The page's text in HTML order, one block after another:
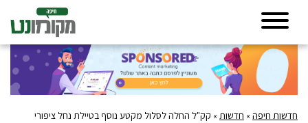
חדשות חיפה» חדשות» קק"ל החלה לסלול מקטע נוסף בטיילת נחל ציפורי